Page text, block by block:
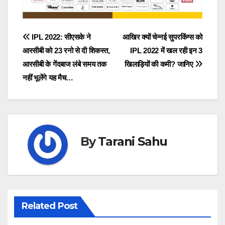
Post
navigation
आखिर क्यों चेन्नई सुपरकिंग्स को
IPL 2022 में खल रही इन 3
खिलाड़ियों की कमी? जानिए
IPL 2022: सीएसके ने
आरसीबी को 23 रनो से दी शिकस्त,
आरसीबी के गेंदबाज लंबे समय तक
नहीं भूलेंगे यह मैच…
ByTarani Sahu
Related Post